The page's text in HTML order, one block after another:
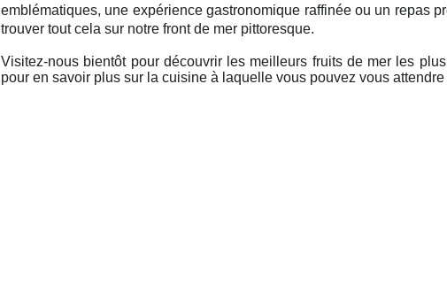
emblématiques, une expérience gastronomique raffinée ou un repas
trouver tout cela sur notre front de mer pittoresque.
Visitez-nous bientôt pour découvrir les meilleurs fruits de mer les
pour en savoir plus sur la cuisine à laquelle vous pouvez vous